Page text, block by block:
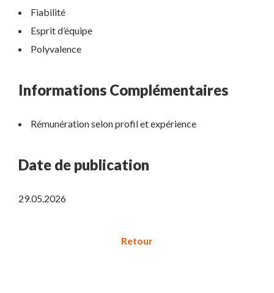
Fiabilité
Esprit d’équipe
Polyvalence
Informations Complémentaires
Rémunération selon profil et expérience
Date de publication
29.05.2026